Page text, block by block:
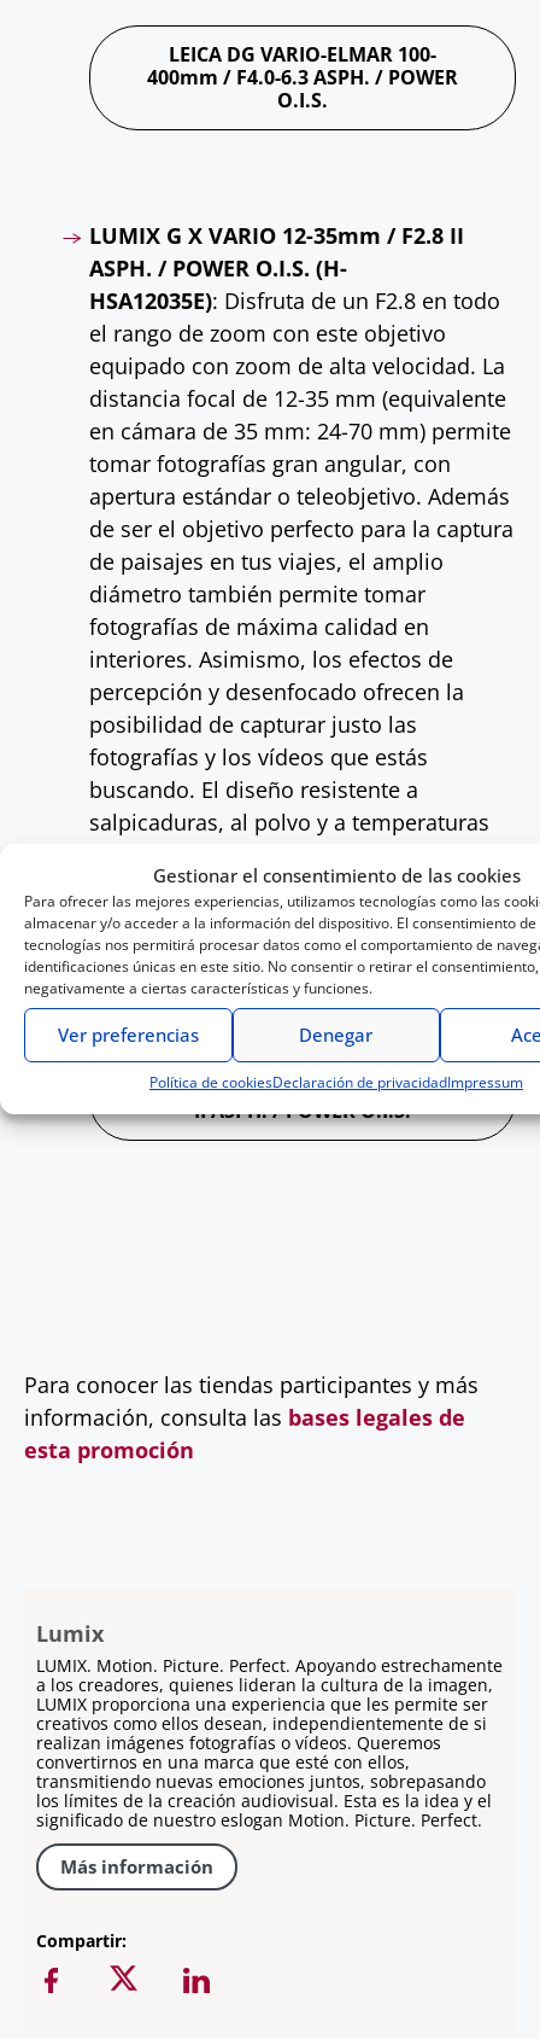
Gestionar el consentimiento de las cookies
Para ofrecer las mejores experiencias, utilizamos tecnologías como las
almacenar y/o acceder a la información del dispositivo. El consentimiento de
tecnologías nos permitirá procesar datos como el comportamiento de
identificaciones únicas en este sitio. No consentir o retirar el
negativamente a ciertas características y funciones.
Denegar
Ver preferencias
Política de cookiesDeclaración de privacidadImpressum
LEICA DG VARIO-ELMAR 100-
400mm / F4.0-6.3 ASPH. / POWER
O.I.S.
LUMIX G X VARIO 12-35mm / F2.8 II
ASPH. / POWER O.I.S. (H-
HSA12035E): Disfruta de un F2.8 en todo
el rango de zoom con este objetivo
equipado con zoom de alta velocidad. La
distancia focal de 12-35 mm (equivalente
en cámara de 35 mm: 24-70 mm) permite
tomar fotografías gran angular, con
apertura estándar o teleobjetivo. Además
de ser el objetivo perfecto para la captura
de paisajes en tus viajes, el amplio
diámetro también permite tomar
fotografías de máxima calidad en
interiores. Asimismo, los efectos de
percepción y desenfocado ofrecen la
posibilidad de capturar justo las
fotografías y los vídeos que estás
buscando. El diseño resistente a
salpicaduras, al polvo y a temperaturas
opción perfecta para fotografías
exteriores, ya que podrás dar rienda
suelta a tu creatividad al usarlo con tu
cámara LUMIX en prácticamente
cualquier condición climatológica.
LUMIX G X VARIO 12-35mm / F2.8
II ASPH. / POWER O.I.S.
Para conocer las tiendas participantes y más
información, consulta las bases legales de
esta promoción
Lumix
LUMIX. Motion. Picture. Perfect. Apoyando estrechamente
a los creadores, quienes lideran la cultura de la imagen,
LUMIX proporciona una experiencia que les permite ser
creativos como ellos desean, independientemente de si
realizan imágenes fotografías o vídeos. Queremos
convertirnos en una marca que esté con ellos,
transmitiendo nuevas emociones juntos, sobrepasando
los límites de la creación audiovisual. Esta es la idea y el
significado de nuestro eslogan Motion. Picture. Perfect.
Más información
Compartir: